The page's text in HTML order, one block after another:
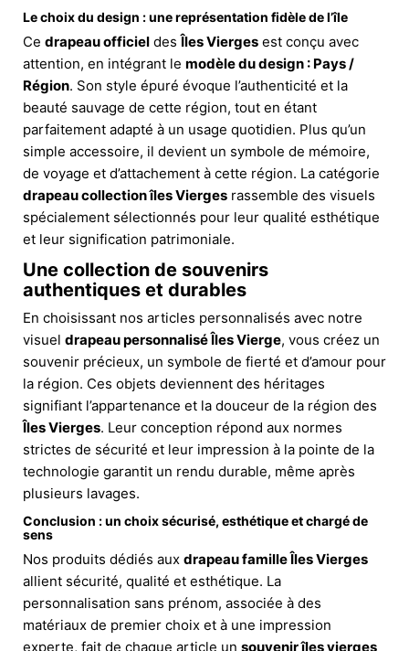
Le choix du design : une représentation fidèle de l’île
Ce drapeau officiel desÎles Vierges est conçu avec
attention, en intégrant le modèle du design : Pays /
Région. Son style épuré évoque l’authenticité et la
beauté sauvage de cette région, tout en étant
parfaitement adapté à un usage quotidien. Plus qu’un
simple accessoire, il devient un symbole de mémoire,
de voyage et d’attachement à cette région. La catégorie
drapeau collection îles Vierges rassemble des visuels
spécialement sélectionnés pour leur qualité esthétique
et leur signification patrimoniale.
Une collection de souvenirs
authentiques et durables
En choisissant nos articles personnalisés avec notre
visuel drapeau personnalisé Îles Vierge, vous créez un
souvenir précieux, un symbole de fierté et d’amour pour
la région. Ces objets deviennent des héritages
signifiant l’appartenance et la douceur de la région des
Îles Vierges. Leur conception répond aux normes
strictes de sécurité et leur impression à la pointe de la
technologie garantit un rendu durable, même après
plusieurs lavages.
Conclusion : un choix sécurisé, esthétique et chargé de
sens
Nos produits dédiés aux drapeau famille Îles Vierges
allient sécurité, qualité et esthétique. La
personnalisation sans prénom, associée à des
matériaux de premier choix et à une impression
experte, fait de chaque article un souvenir îles vierges